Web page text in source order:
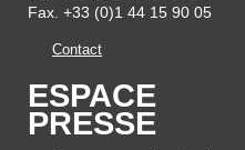
Fax. +33 (0)1 44 15 90 05
Contact
ESPACE
PRESSE